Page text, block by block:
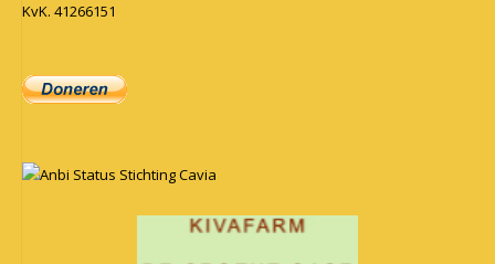
KvK. 41266151
Anbi Status Stichting Cavia